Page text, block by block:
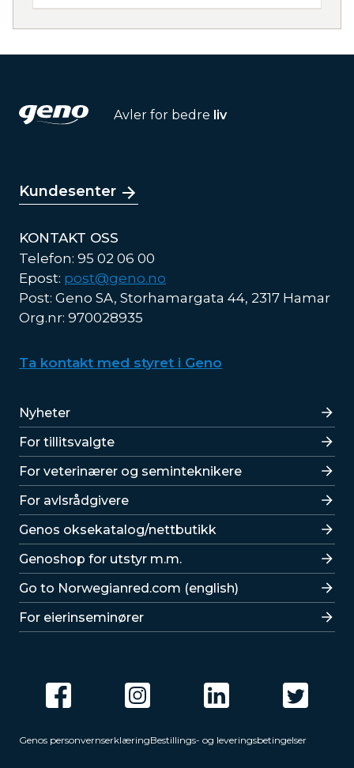
Avler for bedre liv
Kundesenter
KONTAKT OSS
Telefon: 95 02 06 00
Epost: post@geno.no
Post: Geno SA, Storhamargata 44, 2317 Hamar
Org.nr: 970028935
Ta kontakt med styret i Geno
Lenker
Nyheter
For tillitsvalgte
For veterinærer og seminteknikere
For avlsrådgivere
Lenker
Genos oksekatalog/nettbutikk
Genoshop for utstyr m.m.
Go to Norwegianred.com (english)
For eierinseminører
Genos personvernserklæringBestillings- og leveringsbetingelser